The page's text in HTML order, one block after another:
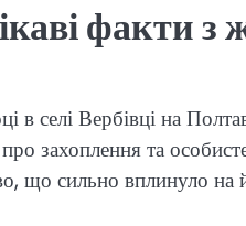
факти з
селі Вербівці на
захоплення та
що сильно вплинуло на